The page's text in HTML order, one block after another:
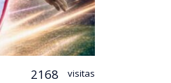
2168 visitas